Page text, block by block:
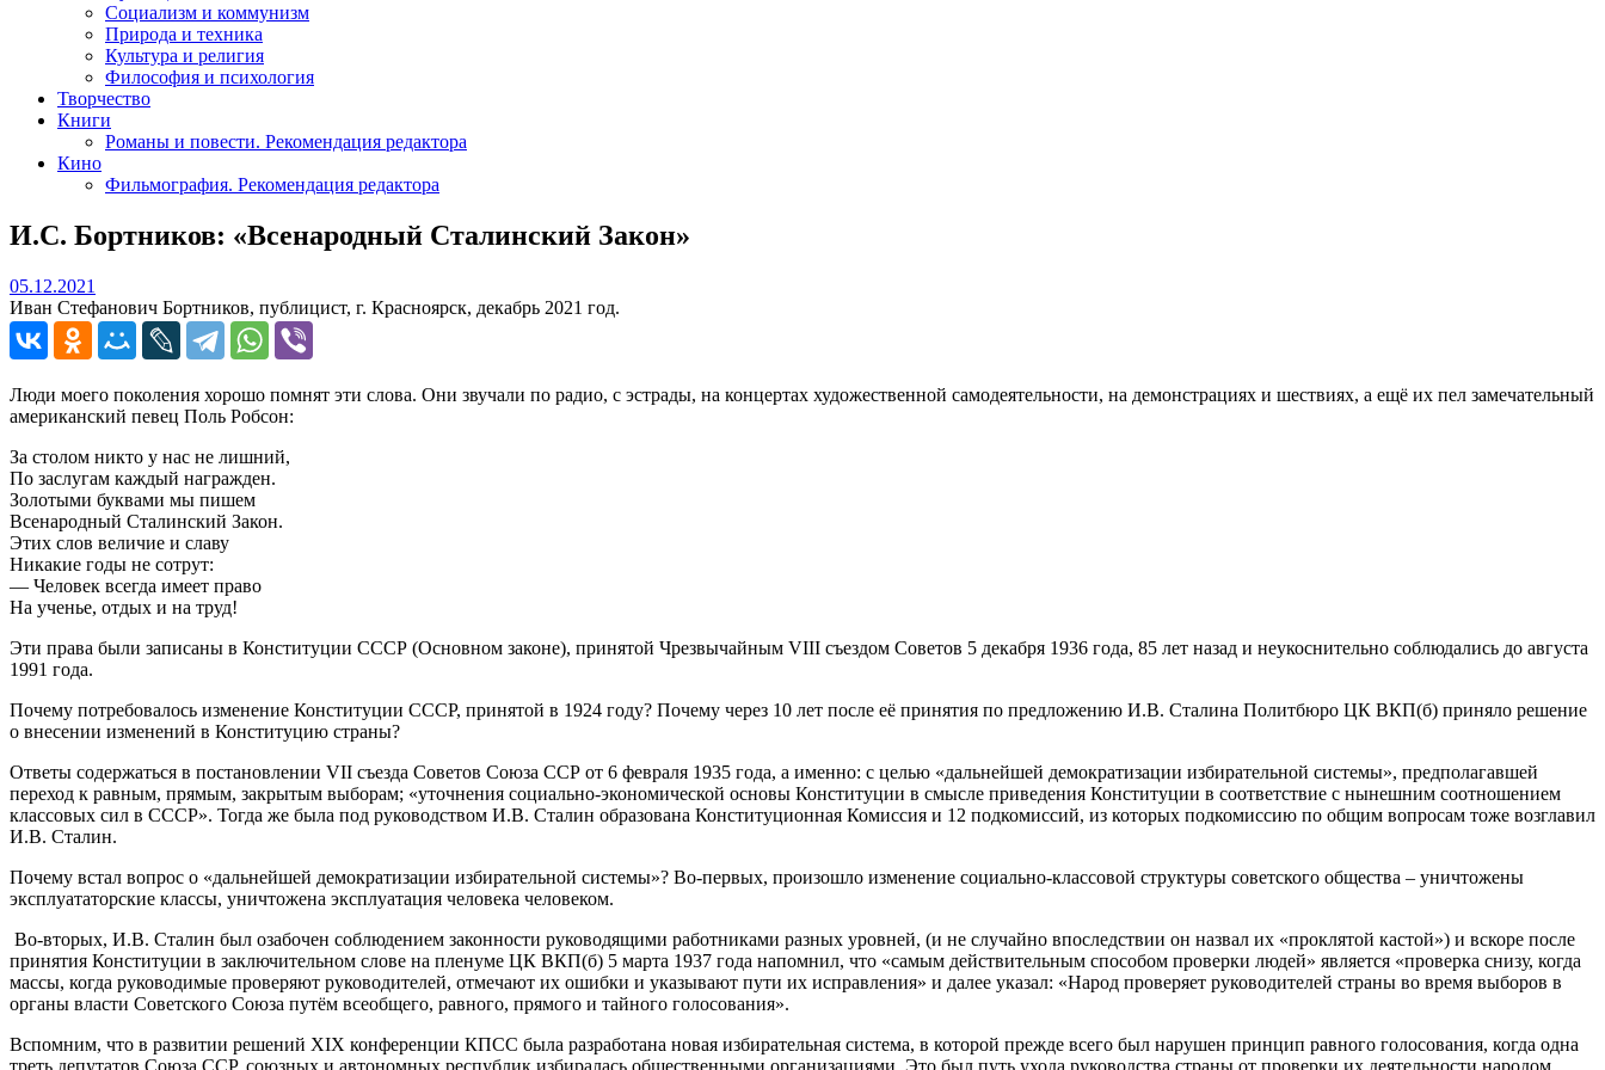
Социализм и коммунизм
Природа и техника
Культура и религия
Философия и психология
Творчество
Книги
Романы и повести. Рекомендация редактора
Кино
Фильмография. Рекомендация редактора
И.С. Бортников: «Всенародный Сталинский Закон»
05.12.2021
Иван Стефанович Бортников, публицист, г. Красноярск, декабрь 2021 год.
Люди моего поколения хорошо помнят эти слова. Они звучали по радио, с эстрады, на концертах художественной самодеятельности, на демонстрациях и шествиях, а ещё их пел замечательный
американский певец Поль Робсон:
За столом никто у нас не лишний,
По заслугам каждый награжден.
Золотыми буквами мы пишем
Всенародный Сталинский Закон.
Этих слов величие и славу
Никакие годы не сотрут:
— Человек всегда имеет право
На ученье, отдых и на труд!
Эти права были записаны в Конституции СССР (Основном законе), принятой Чрезвычайным VIII съездом Советов 5 декабря 1936 года, 85 лет назад и неукоснительно соблюдались до августа
1991 года.
Почему потребовалось изменение Конституции СССР, принятой в 1924 году? Почему через 10 лет после её принятия по предложению И.В. Сталина Политбюро ЦК ВКП(б) приняло решение
о внесении изменений в Конституцию страны?
Ответы содержаться в постановлении VII съезда Советов Союза ССР от 6 февраля 1935 года, а именно: с целью «дальнейшей демократизации избирательной системы», предполагавшей
переход к равным, прямым, закрытым выборам; «уточнения социально-экономической основы Конституции в смысле приведения Конституции в соответствие с нынешним соотношением
классовых сил в СССР». Тогда же была под руководством И.В. Сталин образована Конституционная Комиссия и 12 подкомиссий, из которых подкомиссию по общим вопросам тоже возглавил
И.В. Сталин.
Почему встал вопрос о «дальнейшей демократизации избирательной системы»? Во-первых, произошло изменение социально-классовой структуры советского общества – уничтожены
эксплуататорские классы, уничтожена эксплуатация человека человеком.
Во-вторых, И.В. Сталин был озабочен соблюдением законности руководящими работниками разных уровней, (и не случайно впоследствии он назвал их «проклятой кастой») и вскоре после
принятия Конституции в заключительном слове на пленуме ЦК ВКП(б) 5 марта 1937 года напомнил, что «самым действительным способом проверки людей» является «проверка снизу, когда
массы, когда руководимые проверяют руководителей, отмечают их ошибки и указывают пути их исправления» и далее указал: «Народ проверяет руководителей страны во время выборов в
органы власти Советского Союза путём всеобщего, равного, прямого и тайного голосования».
Вспомним, что в развитии решений XIX конференции КПСС была разработана новая избирательная система, в которой прежде всего был нарушен принцип равного голосования, когда одна
треть депутатов Союза ССР, союзных и автономных республик избиралась общественными организациями. Это был путь ухода руководства страны от проверки их деятельности народом.